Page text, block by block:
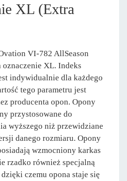
XL (Extra
VI-782 AllSeason
oznaczenie XL. Indeks
indywidualnie dla każdego
tego parametru jest
producenta opon. Opony
przystosowane do
wyższego niż przewidziane
danego rozmiaru. Opony
wzmocniony karkas
rzadko również specjalną
czemu opona staje się